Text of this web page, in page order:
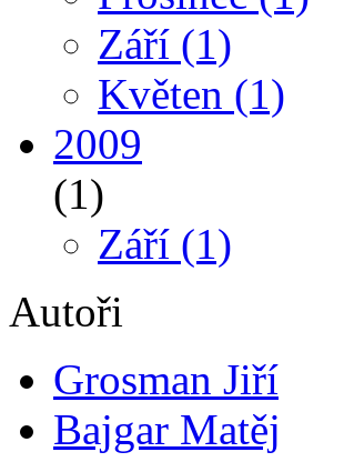
Září (1)
Květen (1)
2009
(1)
Září (1)
Autoři
Grosman Jiří
Bajgar Matěj